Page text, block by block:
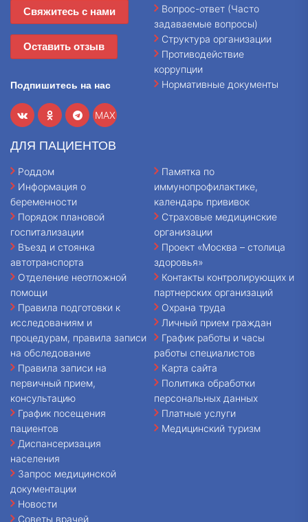
Свяжитесь с нами
Оставить отзыв
Подпишитесь на нас
MAX
Вопрос-ответ (Часто
задаваемые вопросы)
Структура организации
Противодействие
коррупции
Нормативные документы
ДЛЯ ПАЦИЕНТОВ
Роддом
Информация о
беременности
Порядок плановой
госпитализации
Въезд и стоянка
автотранспорта
Отделение неотложной
помощи
Правила подготовки к
исследованиям и
процедурам, правила записи
на обследование
Правила записи на
первичный прием,
консультацию
График посещения
пациентов
Диспансеризация
населения
Запрос медицинской
документации
Новости
Советы врачей
Памятка по
иммунопрофилактике,
календарь прививок
Страховые медицинские
организации
Проект «Москва – столица
здоровья»
Контакты контролирующих и
партнерских организаций
Охрана труда
Личный прием граждан
График работы и часы
работы специалистов
Карта сайта
Политика обработки
персональных данных
Платные услуги
Медицинский туризм